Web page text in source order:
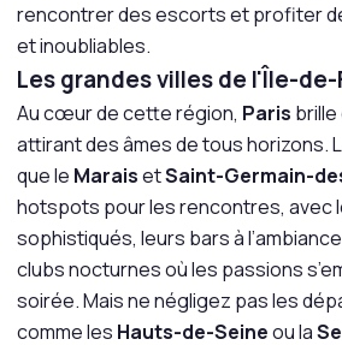
rencontrer des escorts et profiter
et inoubliables.
Les grandes villes de l'Île-
Au cœur de cette région, Paris
attirant des âmes de tous horizons.
que le MaraisetSaint-Germain-
hotspots pour les rencontres, avec
sophistiqués, leurs bars à
clubs nocturnes où les passions
soirée. Mais ne négligez pas les
comme les Hauts-de-Seineou la